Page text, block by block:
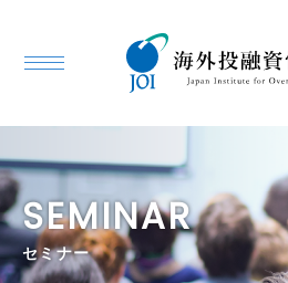
SEMINAR
セミナー